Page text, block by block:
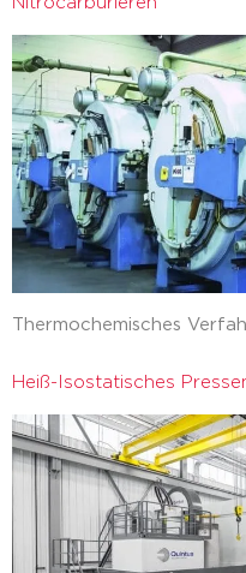
Thermochemisches
Heiß-Isostatisches